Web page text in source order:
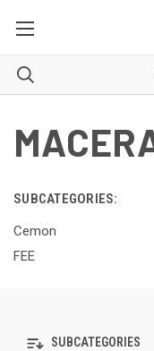
SUBCATEGORIES:
Cemon
FEE
SUBCATEGORIES